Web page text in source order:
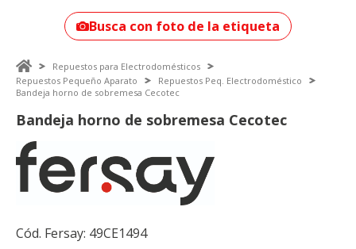
Busca con foto de la etiqueta
Repuestos para Electrodomésticos
Repuestos Pequeño Aparato
Repuestos Peq. Electrodoméstico
Bandeja horno de sobremesa Cecotec
Bandeja horno de sobremesa Cecotec
Cód. Fersay: 49CE1494